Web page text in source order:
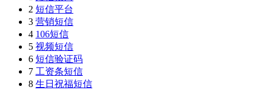
2 短信平台
3 营销短信
4 106短信
5 视频短信
6 短信验证码
7 工资条短信
8 生日祝福短信